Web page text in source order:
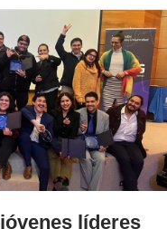
líderes